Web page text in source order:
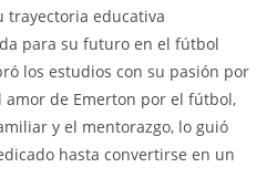
trayectoria educativa
para su futuro en el fútbol
los estudios con su pasión por
amor de Emerton por el fútbol,
y el mentorazgo, lo guió
hasta convertirse en un